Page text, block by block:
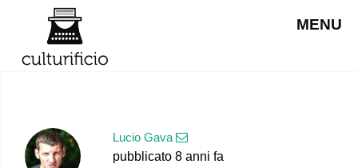
MENU
Lucio Gava
pubblicato 8 anni fa